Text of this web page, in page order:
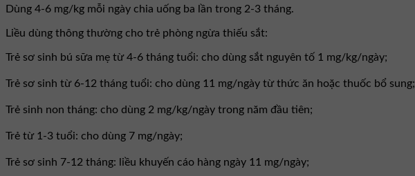
Dùng 4-6 mg/kg mỗi ngày chia uống ba lần trong 2-3 tháng.
Liều dùng thông thường cho trẻ phòng ngừa thiếu sắt:
Trẻ sơ sinh bú sữa mẹ từ 4-6 tháng tuổi: cho dùng sắt nguyên tố 1 mg/kg/ngày;
Trẻ sơ sinh từ 6-12 tháng tuổi: cho dùng 11 mg/ngày từ thức ăn hoặc thuốc bổ sung;
Trẻ sinh non tháng: cho dùng 2 mg/kg/ngày trong năm đầu tiên;
Trẻ từ 1-3 tuổi: cho dùng 7 mg/ngày;
Trẻ sơ sinh 7-12 tháng: liều khuyến cáo hàng ngày 11 mg/ngày;